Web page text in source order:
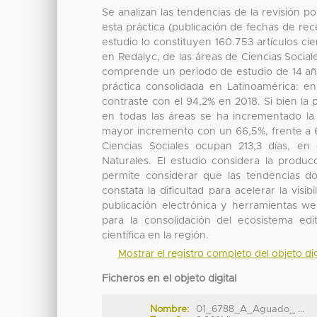
Se analizan las tendencias de la revisión
esta práctica (publicación de fechas de
estudio lo constituyen 160.753 artículos
en Redalyc, de las áreas de Ciencias
comprende un periodo de estudio de 14
práctica consolidada en Latinoamérica:
contraste con el 94,2% en 2018. Si bien
en todas las áreas se ha incrementado
mayor incremento con un 66,5%, frente a
Ciencias Sociales ocupan 213,3 días,
Naturales. El estudio considera la
permite considerar que las tendencias
constata la dificultad para acelerar la
publicación electrónica y herramientas
para la consolidación del ecosistema
científica en la región.
Mostrar el registro completo del objeto
Ficheros en el objeto digital
Nombre:
01_6788_A_Aguado_ ...